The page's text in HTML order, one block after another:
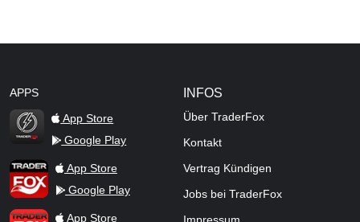
APPS
TraderFox Flash
App Store
Google Play
TraderFox AppApp Store
Google Play
TraderFox ProApp Store
INFOS
Über TraderFox
Kontakt
Vertrag Kündigen
Jobs bei TraderFox